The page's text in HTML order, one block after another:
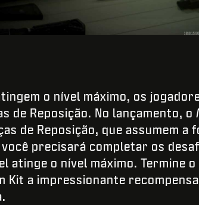
o nível máximo, os
de Reposição. No lançamento, o
de Reposição, que assumem a
precisará completar os
atinge o nível máximo. Termine
Kit a impressionante